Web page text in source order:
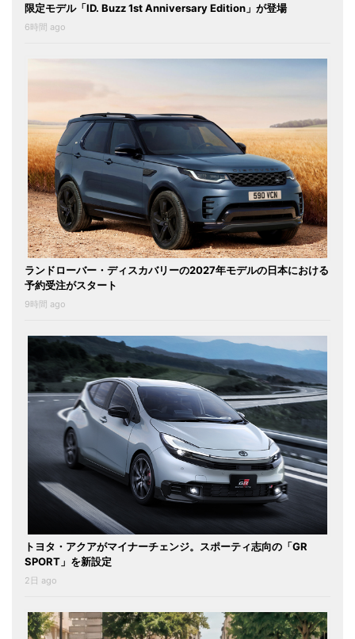
限定モデル「ID. Buzz 1st Anniversary Edition」が登場
6時間 ago
ランドローバー・ディスカバリーの2027年モデルの日本における
予約受注がスタート
9時間 ago
トヨタ・アクアがマイナーチェンジ。スポーティ志向の「GR
SPORT」を新設定
2日 ago